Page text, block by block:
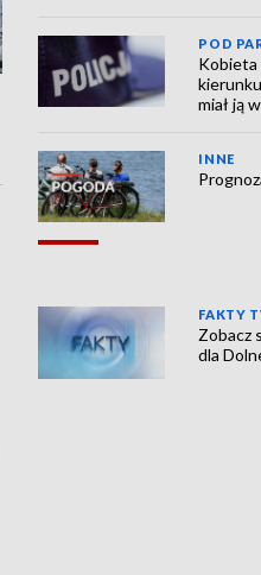
POD
Kobieta
miał ją
INNE
FAKTY
Zobacz
dla